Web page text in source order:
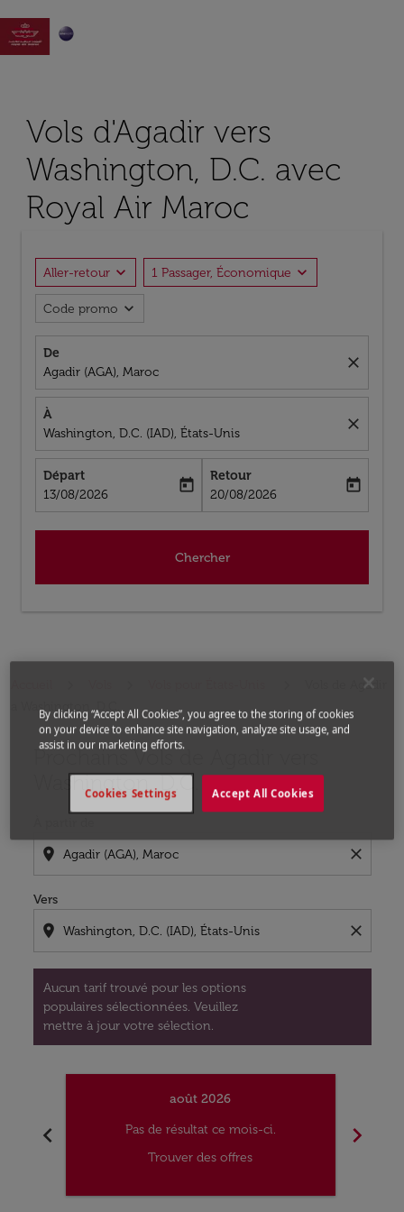

Vols d'Agadir vers
Washington, D.C. avec
Royal Air Maroc
Aller-retour expand_more 1 Passager, Économique expand_more
Code promo expand_more
De
Agadir (AGA), Maroc
close
À
Washington, D.C. (IAD), États-Unis
close
Départ
fc-booking-departure-date-aria-label
13/08/2026
today
Retour
fc-booking-return-date-aria-label
20/08/2026
today
Chercher
Vols de Agadir
a Washington, D.C.
Prochains Vols de Agadir vers
Washington, D.C.
location_on close
Vers
location_on close
Aucun tarif trouvé pour les options
populaires sélectionnées. Veuillez
mettre à jour votre sélection.
Aucun tarif trouvé pour les options populaires
chevron_left
août 2026
Pas de résultat ce mois-ci.
Trouver des offres
chevron_right
By clicking “Accept All Cookies”, you agree to the storing of cookies
on your device to enhance site navigation, analyze site usage, and
assist in our marketing efforts.
Accept All Cookies
Cookies Settings